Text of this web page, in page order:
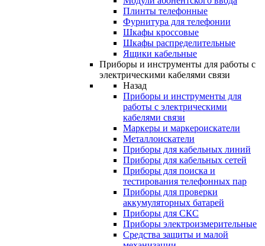
Плинты телефонные
Фурнитура для телефонии
Шкафы кроссовые
Шкафы распределительные
Ящики кабельные
Приборы и инструменты для работы с
электрическими кабелями связи
Назад
Приборы и инструменты для
работы с электрическими
кабелями связи
Маркеры и маркероискатели
Металлоискатели
Приборы для кабельных линий
Приборы для кабельных сетей
Приборы для поиска и
тестирования телефонных пар
Приборы для проверки
аккумуляторных батарей
Приборы для СКС
Приборы электроизмерительные
Средства защиты и малой